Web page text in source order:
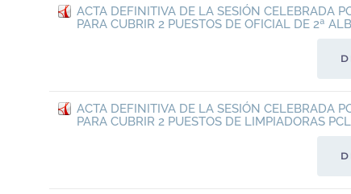
ACTA DEFINITIVA DE LA SESIÓN CELEBRADA
PARA CUBRIR 2 PUESTOS DE OFICIAL DE 2ª
ACTA DEFINITIVA DE LA SESIÓN CELEBRADA
PARA CUBRIR 2 PUESTOS DE LIMPIADORAS